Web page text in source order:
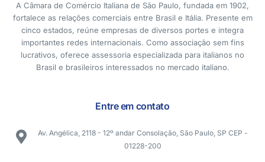
A Câmara de Comércio Italiana de São Paulo, fundada em 1902,
fortalece as relações comerciais entre Brasil e Itália. Presente em
cinco estados, reúne empresas de diversos portes e integra
importantes redes internacionais. Como associação sem fins
lucrativos, oferece assessoria especializada para italianos no
Brasil e brasileiros interessados no mercado italiano.
Entre em contato
Av. Angélica, 2118 - 12º andar Consolação, São Paulo, SP CEP -
01228-200